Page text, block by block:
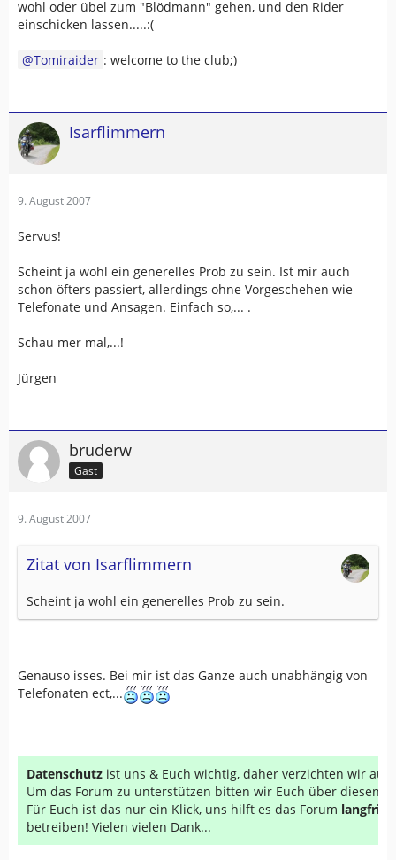
wohl oder übel zum "Blödmann" gehen, und den Rider
einschicken lassen.....:(
Tomiraider : welcome to the club;)
Isarflimmern
9. August 2007
Servus!
Scheint ja wohl ein generelles Prob zu sein. Ist mir auch
schon öfters passiert, allerdings ohne Vorgeschehen wie
Telefonate und Ansagen. Einfach so,... .
Schau mer mal,...!
Jürgen
bruderw
Gast
9. August 2007
Zitat von Isarflimmern
Scheint ja wohl ein generelles Prob zu sein.
Genauso isses. Bei mir ist das Ganze auch unabhängig von
Telefonaten ect,...
Datenschutz ist uns & Euch wichtig, daher verzichten wir auf
Um das Forum zu unterstützen bitten wir Euch über diesen
Für Euch ist das nur ein Klick, uns hilft es das Forum
betreiben! Vielen vielen Dank...